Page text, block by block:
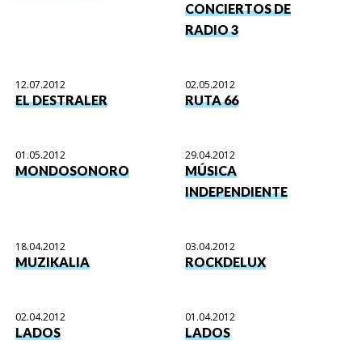
CONCIERTOS DE
RADIO 3
12.07.2012
EL DESTRALER
02.05.2012
RUTA 66
01.05.2012
MONDOSONORO
29.04.2012
MÚSICA
INDEPENDIENTE
18.04.2012
MUZIKALIA
03.04.2012
ROCKDELUX
02.04.2012
LADOS
01.04.2012
LADOS